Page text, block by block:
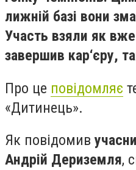
лижній базі вони
Участь взяли як
завершив кар‘єру,
Про це повідомляє
«Дитинець».
Як повідомив
Андрій Дериземля,